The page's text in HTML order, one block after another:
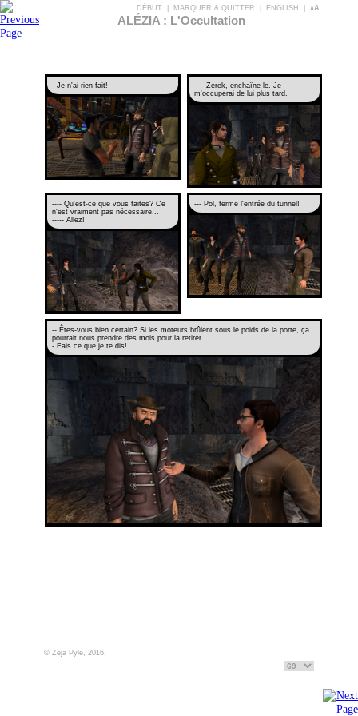
DÉBUT MARQUER & QUITTER ENGLISH aA
ALÉZIA : L'Occultation
- Je n'ai rien fait!
---- Zerek, enchaîne-le. Je
m'occuperai de lui plus tard.
---- Qu'est-ce que vous faites? Ce
n'est vraiment pas nécessaire...
----- Allez!
--- Pol, ferme l'entrée du tunnel!
-- Êtes-vous bien certain? Si les moteurs brûlent sous le poids de la porte, ça
pourrait nous prendre des mois pour la retirer.
- Fais ce que je te dis!
© Zeja Pyle, 2016.